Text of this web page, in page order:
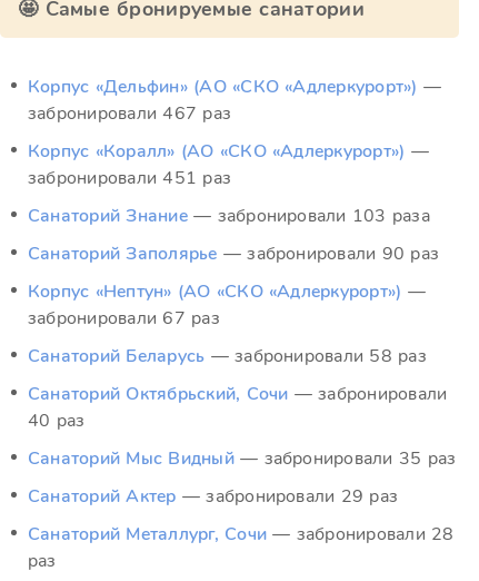
🤩 Самые бронируемые санатории
Корпус «Дельфин» (АО «СКО «Адлеркурорт») —
забронировали 467 раз
Корпус «Коралл» (АО «СКО «Адлеркурорт») —
забронировали 451 раз
Санаторий Знание — забронировали 103 раза
Санаторий Заполярье — забронировали 90 раз
Корпус «Нептун» (АО «СКО «Адлеркурорт») —
забронировали 67 раз
Санаторий Беларусь — забронировали 58 раз
Санаторий Октябрьский, Сочи — забронировали
40 раз
Санаторий Мыс Видный — забронировали 35 раз
Санаторий Актер — забронировали 29 раз
Санаторий Металлург, Сочи — забронировали 28
раз